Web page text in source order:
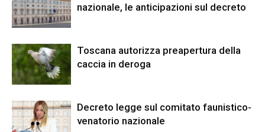
nazionale, le anticipazioni sul decreto
Toscana autorizza preapertura della
caccia in deroga
Decreto legge sul comitato faunistico-
venatorio nazionale